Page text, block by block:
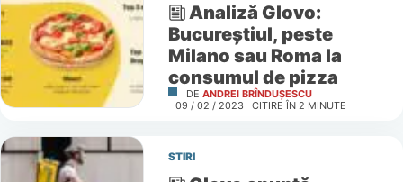
Analiză Glovo:
Bucureștiul, peste
Milano sau Roma la
consumul de pizza
DE ANDREI BRÎNDUȘESCU
09 / 02 / 2023
CITIRE ÎN 2 MINUTE
STIRI